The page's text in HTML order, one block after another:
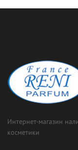
Интернет-магазин
косметики